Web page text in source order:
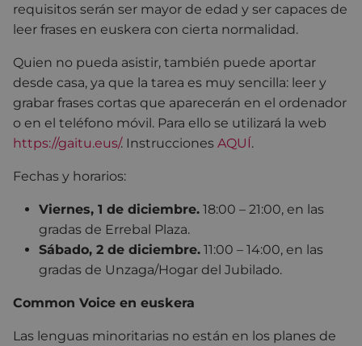
requisitos serán ser mayor de edad y ser capaces de
leer frases en euskera con cierta normalidad.
Quien no pueda asistir, también puede aportar
desde casa, ya que la tarea es muy sencilla: leer y
grabar frases cortas que aparecerán en el ordenador
o en el teléfono móvil. Para ello se utilizará la web
https://gaitu.eus/. Instrucciones AQUÍ.
Fechas y horarios:
Viernes, 1 de diciembre. 18:00 – 21:00, en las
gradas de Errebal Plaza.
Sábado, 2 de diciembre. 11:00 – 14:00, en las
gradas de Unzaga/Hogar del Jubilado.
Common Voice en euskera
Las lenguas minoritarias no están en los planes de